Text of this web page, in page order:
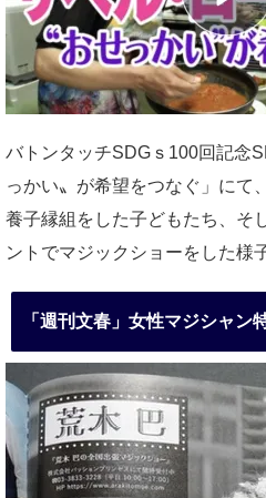
バトンタッチSDGｓ100回記念
っかい〟が希望をつなぐ」にて
養子縁組をした子どもたち、そ
ントでマジックショーをした様
「週刊文春」女性マジシャン